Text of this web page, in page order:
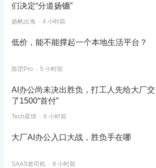
们决定“分道扬镳”
扬帆出海 4 小时前
低价，能不能撑起一个本地生活平台？
陈罡Pro 5 小时前
AI办公尚未决出胜负，打工人先给大厂交
了1500“首付”
Tech星球 6 小时前
大厂AI办公入口大战，胜负手在哪
SAAS老司机 8 小时前